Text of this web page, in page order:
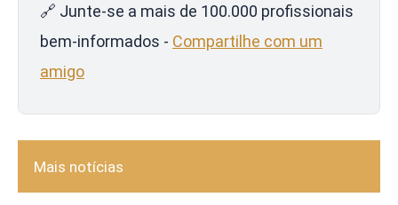
🔗 Junte-se a mais de 100.000 profissionais
bem-informados - Compartilhe com um
amigo
Mais notícias